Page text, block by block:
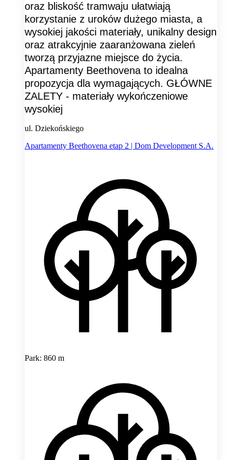
oraz bliskość tramwaju ułatwiają
korzystanie z uroków dużego miasta, a
wysokiej jakości materiały, unikalny design
oraz atrakcyjnie zaaranżowana zieleń
tworzą przyjazne miejsce do życia.
Apartamenty Beethovena to idealna
propozycja dla wymagających. GŁÓWNE
ZALETY - materiały wykończeniowe
wysokiej
ul. Dziekońskiego
Apartamenty Beethovena etap 2 | Dom Development S.A.
Park: 860 m